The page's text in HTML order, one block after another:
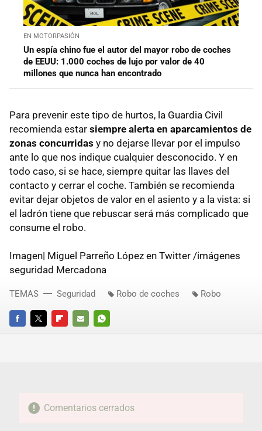
EN MOTORPASIÓN
Un espía chino fue el autor del mayor robo de coches
de EEUU: 1.000 coches de lujo por valor de 40
millones que nunca han encontrado
Para prevenir este tipo de hurtos, la Guardia Civil
recomienda estar siempre alerta en aparcamientos de
zonas concurridas y no dejarse llevar por el impulso
ante lo que nos indique cualquier desconocido. Y en
todo caso, si se hace, siempre quitar las llaves del
contacto y cerrar el coche. También se recomienda
evitar dejar objetos de valor en el asiento y a la vista: si
el ladrón tiene que rebuscar será más complicado que
consume el robo.
Imagen| Miguel Parreño López en Twitter /imágenes
seguridad Mercadona
FACEBOOKTWITTERFLIPBOARD
E-
WHATSAPP
TEMAS Seguridad Robo de coches Robo
Comentarios cerrados